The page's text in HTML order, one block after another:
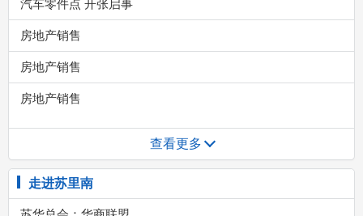
查看更多
走进苏里南